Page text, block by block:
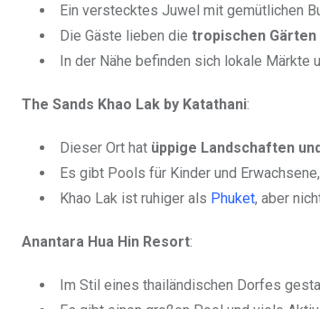
Ein verstecktes Juwel mit gemütlichen
Die Gäste lieben die tropischen
In der Nähe befinden sich lokale Märkte
The Sands Khao Lak by Katathani:
Dieser Ort hat üppige Landschaften
Es gibt Pools für Kinder und
Khao Lak ist ruhiger als Phuket, aber
Anantara Hua Hin Resort:
Im Stil eines thailändischen Dorfes